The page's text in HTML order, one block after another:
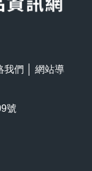
我們
網站導
號